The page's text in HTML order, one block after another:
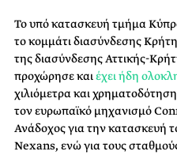
Το υπό κατασκευή τμήμα
το κομμάτι διασύνδεσης
της διασύνδεσης Αττικής-
προχώρησε καιέχει ήδη
χιλιόμετρα και
τον ευρωπαϊκό μηχανισμό
Ανάδοχος για την κατασκευή
Nexans, ενώ για τους